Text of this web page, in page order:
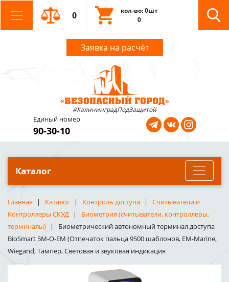
0
кол-во: 0шт
0
Заявка на расчёт
#КалининградПодЗащитой
Единый номер
90-30-10
Каталог
Главная Каталог Контроль доступа
Считыватели и
Контроллеры СКУД
Биометрия (считыватели, контроллеры,
терминалы)
Биометрический автономный терминал доступа
BioSmart 5M-О-EM (Отпечаток пальца 9500 шаблонов, EM-Marine,
Wiegand, Тампер, Световая и звуковая индикация